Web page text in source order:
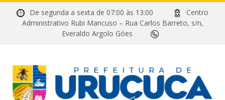
De segunda a sexta de 07:00 às 13:00
Centro
Administrativo Rubi Mancuso – Rua Carlos Barreto, s/n,
Everaldo Argolo Góes